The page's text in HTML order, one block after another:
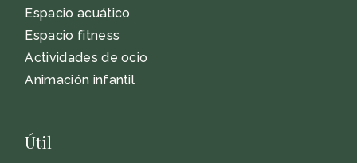
Espacio acuático
Espacio fitness
Actividades de ocio
Animación infantil
Útil